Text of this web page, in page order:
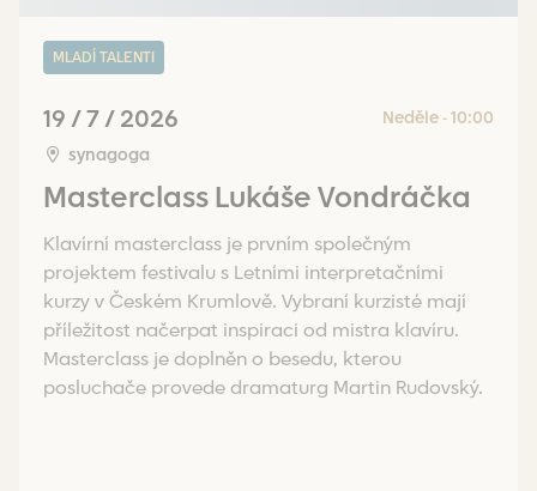
Masterclass Lukáše Vondráčka
Klavírní masterclass je prvním společným
projektem festivalu s Letními interpretačními
kurzy v Českém Krumlově. Vybraní kurzisté mají
příležitost načerpat inspiraci od mistra klavíru.
Masterclass je doplněn o besedu, kterou
posluchače provede dramaturg Martin Rudovský.
MLADÍ TALENTI
19 / 7 / 2026
Neděle - 10:00
synagoga